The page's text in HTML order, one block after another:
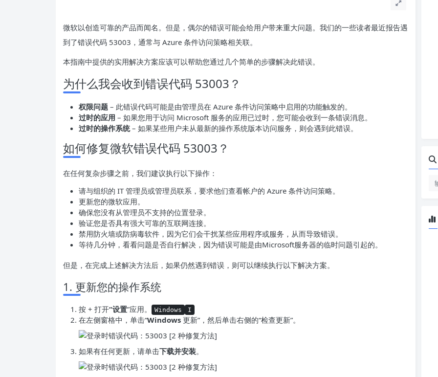
微软以创造可靠的产品而闻名。但是，偶尔的错误可能会给用户带来重大问题。我们的一些读者最近报告遇
到了错误代码 53003，通常与 Azure 条件访问策略相关联。
本指南中提供的实用解决方案应该可以帮助您通过几个简单的步骤解决此错误。
为什么我会收到错误代码 53003？
权限问题 – 此错误代码可能是由管理员在 Azure 条件访问策略中启用的功能触发的。
过时的应用 – 如果您用于访问 Microsoft 服务的应用已过时，您可能会收到一条错误消息。
过时的操作系统– 如果某些用户未从最新的操作系统版本访问服务，则会遇到此错误。
如何修复微软错误代码 53003？
在任何复杂步骤之前，我们建议执行以下操作：
请与组织的 IT 管理员或管理员联系，要求他们查看帐户的 Azure 条件访问策略。
更新您的微软应用。
确保您没有从管理员不支持的位置登录。
验证您是否具有强大可靠的互联网连接。
禁用防火墙或防病毒软件，因为它们会干扰某些应用程序或服务，从而导致错误。
等待几分钟，看看问题是否自行解决，因为错误可能是由Microsoft服务器的临时问题引起的。
但是，在完成上述解决方法后，如果仍然遇到错误，则可以继续执行以下解决方案。
1. 更新您的操作系统
按 + 打开“设置”应用。 Windows I
在左侧窗格中，单击“Windows 更新”，然后单击右侧的“检查更新”。
如果有任何更新，请单击下载并安装。